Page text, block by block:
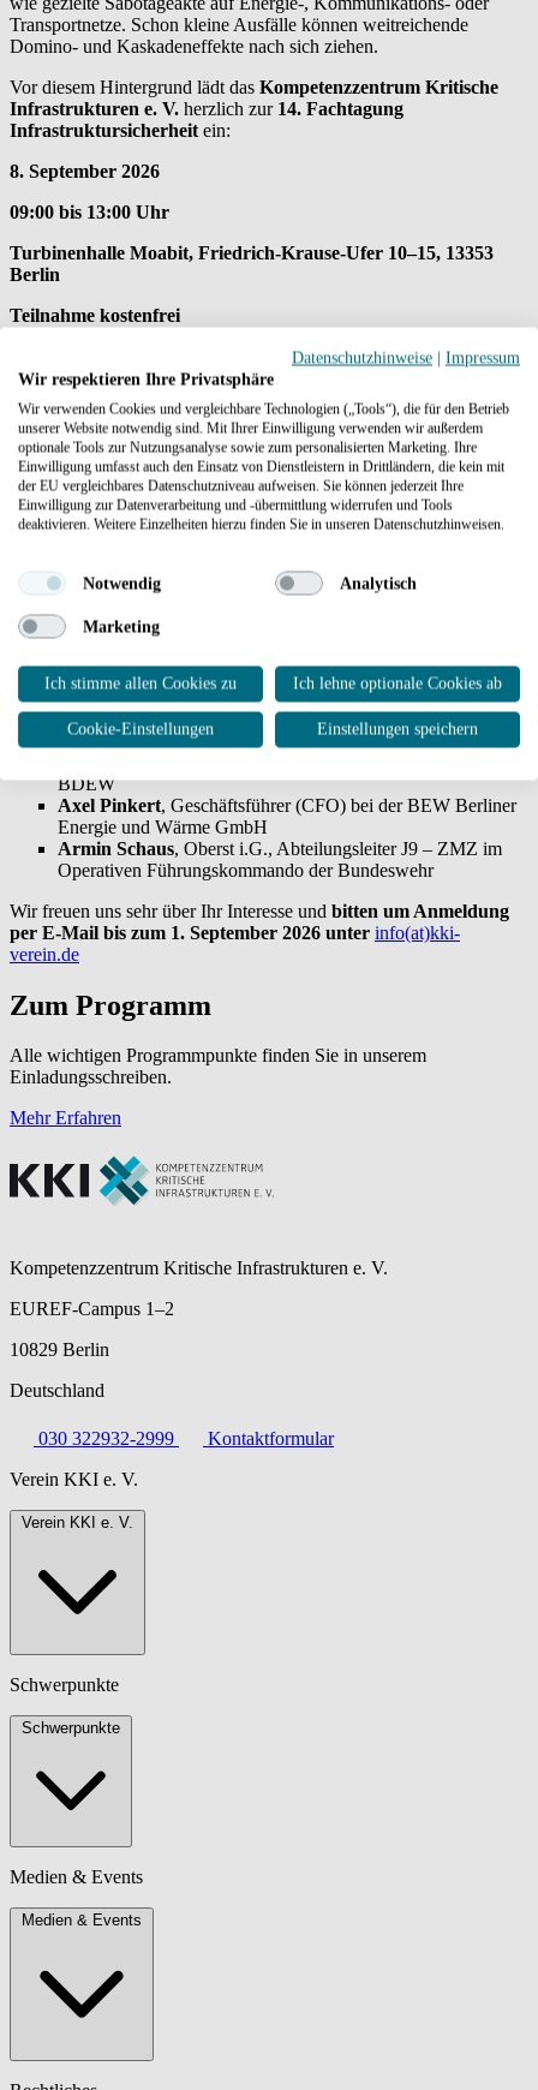
Transportnetze. Schon kleine Ausfälle können weitreichende
Domino- und Kaskadeneffekte nach sich ziehen.
Vor diesem Hintergrund lädt das Kompetenzzentrum Kritische
Infrastrukturen e. V. herzlich zur 14. Fachtagung
Infrastruktursicherheit ein:
8. September 2026
09:00 bis 13:00 Uhr
Turbinenhalle Moabit, Friedrich-Krause-Ufer 10–15, 13353
Berlin
Teilnahme kostenfrei
Einsatzorganisationen, Verwaltung und Wirtschaft zusammen, um
zentrale Impulse, operative Perspektiven und Finanzierungsfragen
im KRITIS‑Kontext kompakt und praxisnah zu beleuchten:
Andrea Schumacher, Leitung der Abteilung ZV „Zivile
Verteidigung, Katastrophenhilfe und Waffenrecht“ im
, Staatssekretär für Inneres des Landes
Berlin
Dr. Severin Fischer
und Betriebe des Landes Berlin
Berliner Feuerwehr
Sylvia Borcherding, Geschäftsführerin (CCO) bei der
50Hertz Transmission GmbH
Dr. Tanja Utescher-Dabitz , Abteilungsleiterin
BDEW
Axel Pinkert, Geschäftsführer (CFO) bei der BEW Berliner
Energie und Wärme GmbH
Armin Schaus, Oberst i.G., Abteilungsleiter J9 – ZMZ im
Operativen Führungskommando der Bundeswehr
Wir freuen uns sehr über Ihr Interesse und bitten um Anmeldung
per E-Mail bis zum 1. September 2026 unter info(at)kki-
verein.de
Zum Programm
Alle wichtigen Programmpunkte finden Sie in unserem
Einladungsschreiben.
Mehr Erfahren
Kompetenzzentrum Kritische Infrastrukturen e. V.
EUREF-Campus 1–2
10829 Berlin
Deutschland
030 322932-2999
Kontaktformular
Verein KKI e. V.
Verein KKI e. V.
Schwerpunkte
Schwerpunkte
Medien & Events
Medien & Events
Datenschutzhinweise | Impressum
Wir respektieren Ihre Privatsphäre
Wir verwenden Cookies und vergleichbare Technologien („Tools“), die für den Betrieb
unserer Website notwendig sind. Mit Ihrer Einwilligung verwenden wir außerdem
optionale Tools zur Nutzungsanalyse sowie zum personalisierten Marketing. Ihre
Einwilligung umfasst auch den Einsatz von Dienstleistern in Drittländern, die kein mit
der EU vergleichbares Datenschutzniveau aufweisen. Sie können jederzeit Ihre
Einwilligung zur Datenverarbeitung und -übermittlung widerrufen und Tools
deaktivieren. Weitere Einzelheiten hierzu finden Sie in unseren Datenschutzhinweisen.
Notwendig Analytisch
Marketing
Ich stimme allen Cookies zu Ich lehne optionale Cookies ab
Cookie-Einstellungen Einstellungen speichern